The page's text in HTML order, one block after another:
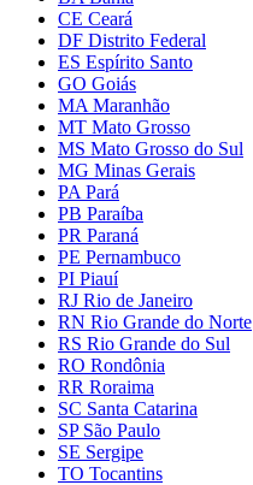
CE Ceará
DF Distrito Federal
ES Espírito Santo
GO Goiás
MA Maranhão
MT Mato Grosso
MS Mato Grosso do Sul
MG Minas Gerais
PA Pará
PB Paraíba
PR Paraná
PE Pernambuco
PI Piauí
RJ Rio de Janeiro
RN Rio Grande do Norte
RS Rio Grande do Sul
RO Rondônia
RR Roraima
SC Santa Catarina
SP São Paulo
SE Sergipe
TO Tocantins